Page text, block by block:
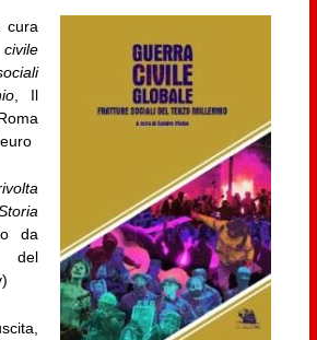
cura
, Il
da
del